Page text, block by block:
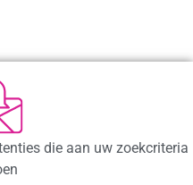
die aan uw zoekcriteria